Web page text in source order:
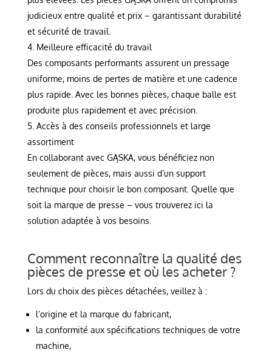
judicieux entre qualité et prix – garantissant durabilité
et sécurité de travail.
Meilleure efficacité du travail
Des composants performants assurent un pressage
uniforme, moins de pertes de matière et une cadence
plus rapide. Avec les bonnes pièces, chaque balle est
produite plus rapidement et avec précision.
Accès à des conseils professionnels et large
assortiment
En collaborant avec GĄSKA, vous bénéficiez non
seulement de pièces, mais aussi d’un support
technique pour choisir le bon composant. Quelle que
soit la marque de presse – vous trouverez ici la
solution adaptée à vos besoins.
Comment reconnaître la qualité des
pièces de presse et où les acheter ?
Lors du choix des pièces détachées, veillez à :
l’origine et la marque du fabricant,
la conformité aux spécifications techniques de votre
machine,